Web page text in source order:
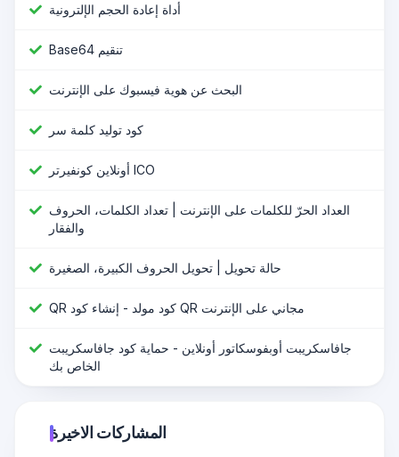
أداة إعادة الحجم الإلترونية
Base64 تنقیم
البحث عن هوية فيسبوك على الإنترنت
كود توليد كلمة سر
أونلاين كونفيرتر ICO
العداد الحرّ للكلمات على الإنترنت | تعداد الكلمات، الحروف
والفقار
حالة تحويل | تحويل الحروف الكبيرة، الصغيرة
QR كود مولد - إنشاء كود QR مجاني على الإنترنت
جافاسكريبت أوبفوسكاتور أونلاين - حماية كود جافاسكريبت
الخاص بك
المشاركات الاخيرة